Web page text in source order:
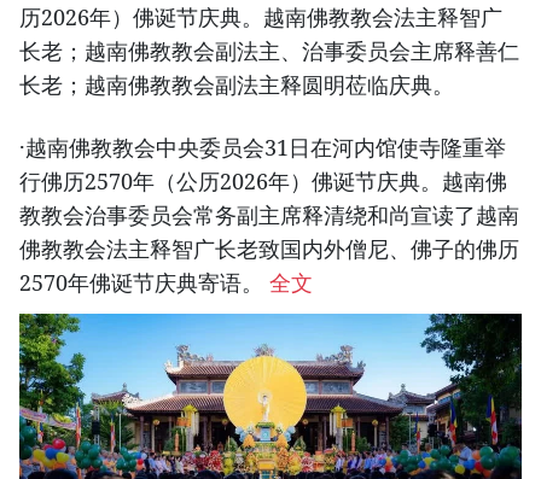
历2026年）佛诞节庆典。越南佛教教会法主释智广
长老；越南佛教教会副法主、治事委员会主席释善仁
长老；越南佛教教会副法主释圆明莅临庆典。
·越南佛教教会中央委员会31日在河内馆使寺隆重举
行佛历2570年（公历2026年）佛诞节庆典。越南佛
教教会治事委员会常务副主席释清绕和尚宣读了越南
佛教教会法主释智广长老致国内外僧尼、佛子的佛历
2570年佛诞节庆典寄语。 全文